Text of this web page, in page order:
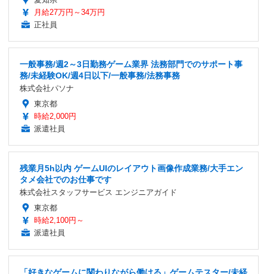
月給27万円～34万円
正社員
一般事務/週2～3日勤務ゲーム業界 法務部門でのサポート事
務/未経験OK/週4日以下/一般事務/法務事務
株式会社パソナ
東京都
時給2,000円
派遣社員
残業月5h以内 ゲームUIのレイアウト画像作成業務/大手エン
タメ会社でのお仕事です
株式会社スタッフサービス エンジニアガイド
東京都
時給2,100円～
派遣社員